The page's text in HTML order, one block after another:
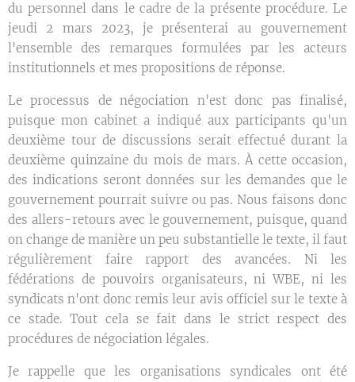
du personnel dans le cadre de la présente procédure. Le
jeudi 2 mars 2023, je présenterai au gouvernement
l'ensemble des remarques formulées par les acteurs
institutionnels et mes propositions de réponse.
Le processus de négociation n'est donc pas finalisé,
puisque mon cabinet a indiqué aux participants qu'un
deuxième tour de discussions serait effectué durant la
deuxième quinzaine du mois de mars. À cette occasion,
des indications seront données sur les demandes que le
gouvernement pourrait suivre ou pas. Nous faisons donc
des allers-retours avec le gouvernement, puisque, quand
on change de manière un peu substantielle le texte, il faut
régulièrement faire rapport des avancées. Ni les
fédérations de pouvoirs organisateurs, ni WBE, ni les
syndicats n'ont donc remis leur avis officiel sur le texte à
ce stade. Tout cela se fait dans le strict respect des
procédures de négociation légales.
Je rappelle que les organisations syndicales ont été